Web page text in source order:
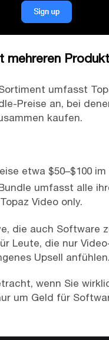
mehreren
umfasst
Preise an, bei
kaufen.
etwa $50–$100
umfasst alle
Video only.
die auch Software
Leute, die nur
Upsell anfühlen.
wenn Sie
um Geld für